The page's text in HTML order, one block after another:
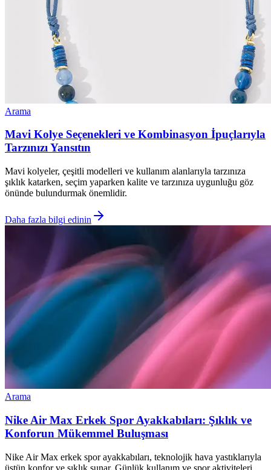
Arama
Mavi Kolye Seçenekleri ve Kombinasyon İpuçlarıyla
Tarzınızı Yansıtın
Mavi kolyeler, çeşitli modelleri ve kullanım alanlarıyla tarzınıza
şıklık katarken, seçim yaparken kalite ve tarzınıza uygunluğu göz
önünde bulundurmak önemlidir.
Daha fazla bilgi edinin
Arama
Nike Air Max Erkek Spor Ayakkabıları: Şıklık ve
Konforun Mükemmel Buluşması
Nike Air Max erkek spor ayakkabıları, teknolojik hava yastıklarıyla
üstün konfor ve şıklık sunar. Günlük kullanım ve spor aktiviteleri